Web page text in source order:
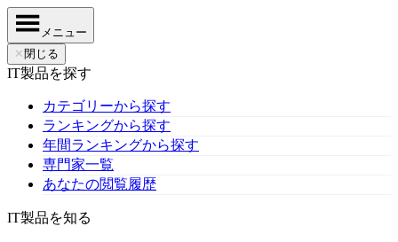
メニュー
✕ 閉じる
IT製品を探す
カテゴリーから探す
ランキングから探す
年間ランキングから探す
専門家一覧
あなたの閲覧履歴
IT製品を知る